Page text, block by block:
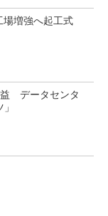
場増強へ起工式
益 データセンタ